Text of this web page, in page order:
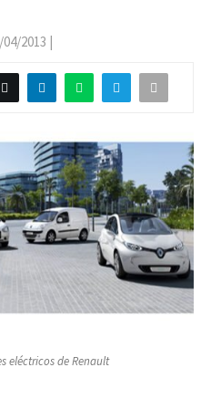
04/2013 |
eléctricos de Renault